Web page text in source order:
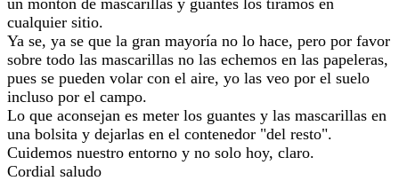
un montón de mascarillas y guantes los tiramos en
cualquier sitio.
Ya se, ya se que la gran mayoría no lo hace, pero por favor
sobre todo las mascarillas no las echemos en las papeleras,
pues se pueden volar con el aire, yo las veo por el suelo
incluso por el campo.
Lo que aconsejan es meter los guantes y las mascarillas en
una bolsita y dejarlas en el contenedor "del resto".
Cuidemos nuestro entorno y no solo hoy, claro.
Cordial saludo